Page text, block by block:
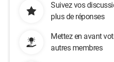
Suivez vos
plus de réponses
Mettez en avant
autres membres